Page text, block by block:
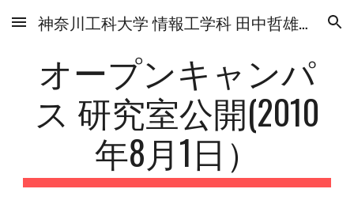
Skip to main content Skip to navigation
神奈川工科大学 情報工学科 田中哲雄研究室
オープンキャンパ
ス 研究室公開(2010
年8月1日）